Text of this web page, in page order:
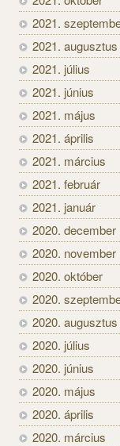
2021.
2021. augusztus
2021. július
2021. június
2021. május
2021. április
2021. március
2021. február
2021. január
2020. december
2020. november
2020. október
2020.
2020. augusztus
2020. július
2020. június
2020. május
2020. április
2020. március